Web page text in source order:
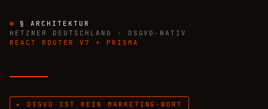
§ ARCHITEKTUR
HETZNER DEUTSCHLAND · DSGVO-NATIV
REACT ROUTER V7 + PRISMA
▸ DSGVO IST KEIN MARKETING-WORT